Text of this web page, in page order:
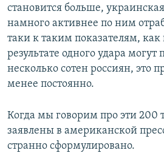
становится больше,
намного активнее по ним
таки к таким показателям, как
результате одного удара могут
несколько сотен россиян, это
менее постоянно.
Когда мы говорим про эти 200
заявлены в американской
странно сформулировано.